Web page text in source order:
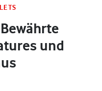
und